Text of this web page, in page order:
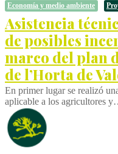
Economía y medio ambiente
Asistencia
de posibles
marco del plan
de l’Horta de
En primer lugar se realizó
aplicable a los agricultores